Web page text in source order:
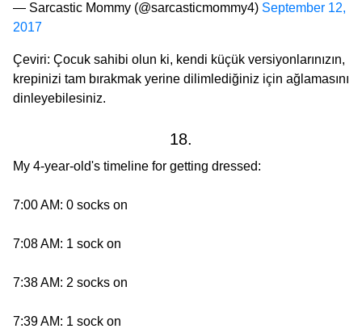
— Sarcastic Mommy (@sarcasticmommy4) September 12,
2017
Çeviri: Çocuk sahibi olun ki, kendi küçük versiyonlarınızın,
krepinizi tam bırakmak yerine dilimlediğiniz için ağlamasını
dinleyebilesiniz.
18.
My 4-year-old's timeline for getting dressed:
7:00 AM: 0 socks on
7:08 AM: 1 sock on
7:38 AM: 2 socks on
7:39 AM: 1 sock on